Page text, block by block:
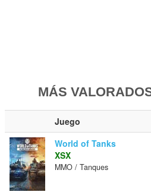
MÁS
Juego
World of Tanks
XSX
MMO / Tanques